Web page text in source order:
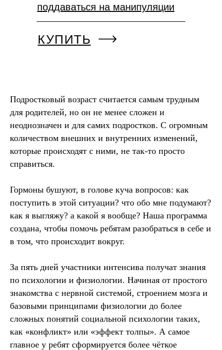
КУПИТЬ
поддаваться на манипуляции
Подростковый возраст считается самым трудным
для родителей, но он не менее сложен и
неоднозначен и для самих подростков. С огромным
количеством внешних и внутренних изменений,
которые происходят с ними, не так-то просто
справиться.
Гормоны бушуют, в голове куча вопросов: как
поступить в этой ситуации? что обо мне подумают?
как я выгляжу? а какой я вообще? Наша программа
создана, чтобы помочь ребятам разобраться в себе и
в том, что происходит вокруг.
За пять дней участники интенсива получат знания
по психологии и физиологии. Начиная от простого
знакомства с нервной системой, строением мозга и
базовыми принципами физиологии до более
сложных понятий социальной психологии таких,
как «конфликт» или «эффект толпы». А самое
главное у ребят сформируется более чёткое